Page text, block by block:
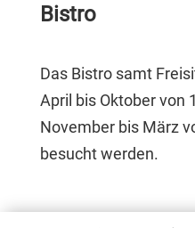
Bistro
Das Bistro samt
April bis Oktober von
November bis März
besucht werden.